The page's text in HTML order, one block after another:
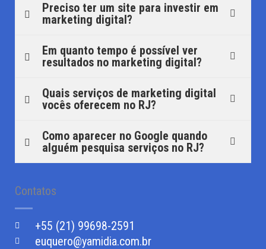
Preciso ter um site para investir em
marketing digital?
Em quanto tempo é possível ver
resultados no marketing digital?
Quais serviços de marketing digital
vocês oferecem no RJ?
Como aparecer no Google quando
alguém pesquisa serviços no RJ?
Contatos
+55 (21) 99698-2591
euquero@yamidia.com.br